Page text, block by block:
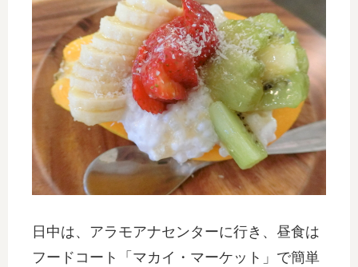
日中は、アラモアナセンターに行き、昼食は
フードコート「マカイ・マーケット」で簡単